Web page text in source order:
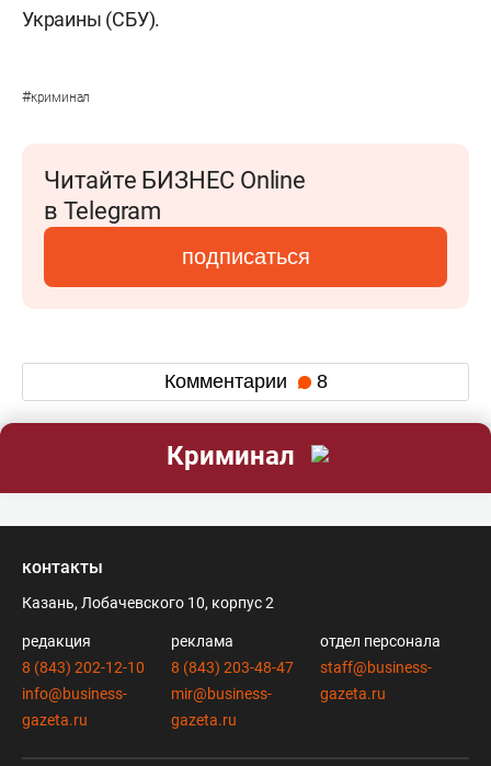
Украины (СБУ).
#криминал
Читайте БИЗНЕС Online
в Telegram
подписаться
Комментарии 8
Криминал
контакты
Казань, Лобачевского 10, корпус 2
редакция
8 (843) 202-12-10
info@business-
gazeta.ru
реклама
8 (843) 203-48-47
mir@business-
gazeta.ru
отдел персонала
staff@business-
gazeta.ru